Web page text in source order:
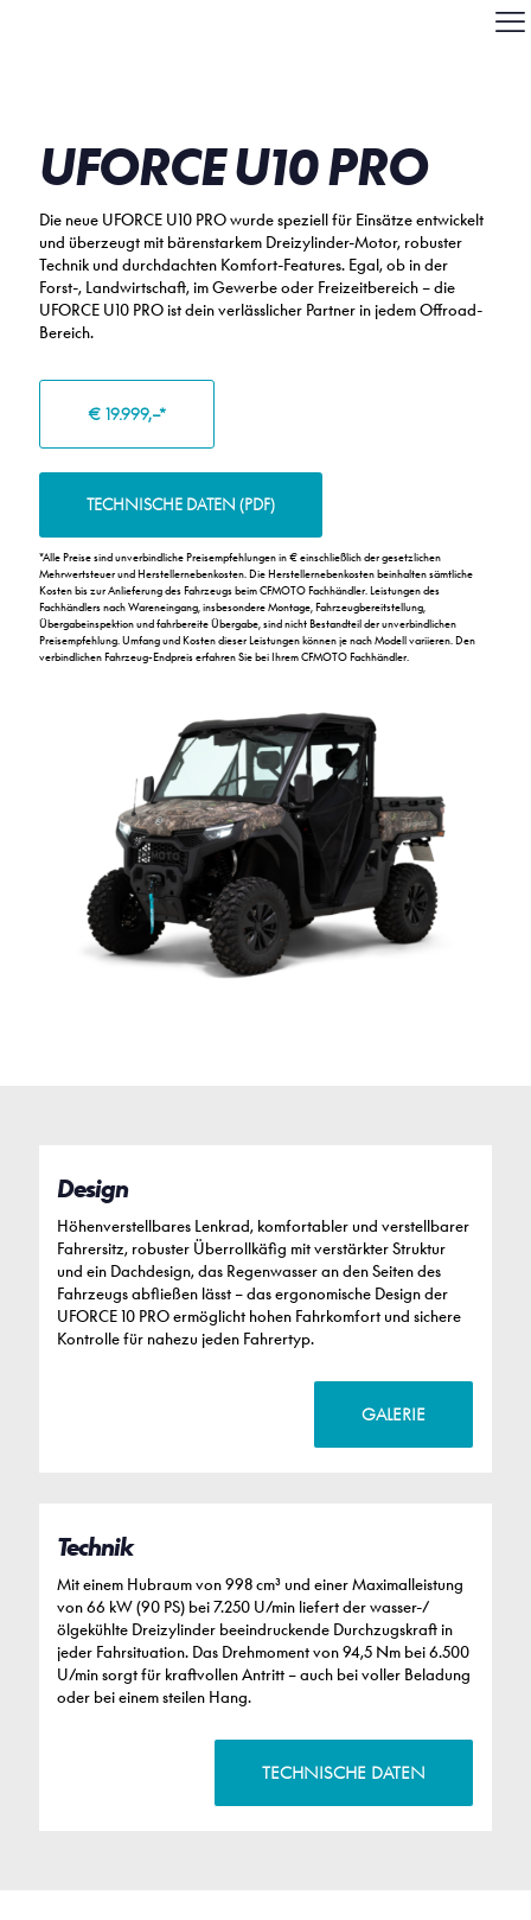
UFORCE U10 PRO
Die neue UFORCE U10 PRO wurde speziell für Einsätze entwickelt
und überzeugt mit bärenstarkem Dreizylinder-Motor, robuster
Technik und durchdachten Komfort-Features. Egal,ob in der
Forst-, Landwirtschaft, im Gewerbe oder Freizeitbereich– die
UFORCE U10 PRO ist dein verlässlicher Partner in jedem Offroad-
Bereich.
€ 19.999,–*
TECHNISCHE DATEN (PDF)
*Alle Preise sind unverbindliche Preisempfehlungen in € einschließlich der gesetzlichen
Mehrwertsteuer und Herstellernebenkosten. Die Herstellernebenkosten beinhalten sämtliche
Kosten bis zur Anlieferung des Fahrzeugs beim CFMOTO Fachhändler. Leistungen des
Fachhändlers nach Wareneingang, insbesondere Montage, Fahrzeugbereitstellung,
Übergabeinspektion und fahrbereite Übergabe, sind nicht Bestandteil der unverbindlichen
Preisempfehlung. Umfang und Kosten dieser Leistungen können je nach Modell variieren. Den
verbindlichen Fahrzeug-Endpreis erfahren Sie bei Ihrem CFMOTO Fachhändler.
Design
Höhenverstellbares Lenkrad, komfortabler und verstellbarer
Fahrersitz, robuster Überrollkäfig mit verstärkter Struktur
und ein Dachdesign, das Regenwasser an den Seiten des
Fahrzeugs abfließen lässt – das ergonomische Design der
UFORCE 10 PRO ermöglicht hohen Fahrkomfort und sichere
Kontrolle für nahezu jeden Fahrertyp.
GALERIE
Technik
Mit einem Hubraum von 998 cm³ und einer Maximalleistung
von 66 kW (90 PS) bei 7.250 U/min liefert der wasser-/
ölgekühlte Dreizylinder beeindruckende Durchzugskraft in
jeder Fahrsituation. Das Drehmoment von 94,5 Nm bei 6.500
U/min sorgt für kraftvollen Antritt – auch bei voller Beladung
oder bei einem steilen Hang.
TECHNISCHE DATEN